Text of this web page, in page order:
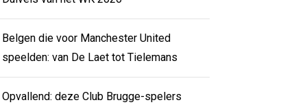
Belgen die voor Manchester United
speelden: van De Laet tot Tielemans
Opvallend: deze Club Brugge-spelers